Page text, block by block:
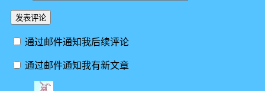
通过邮件通知我后续评论
通过邮件通知我有新文章